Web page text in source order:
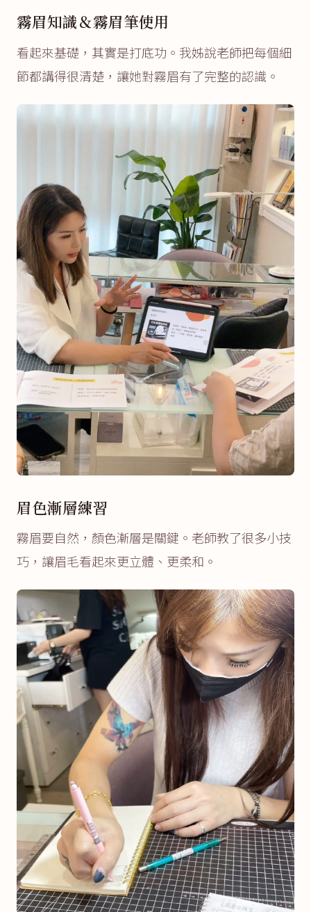
霧眉知識＆霧眉筆使用
看起來基礎，其實是打底功。我姊說老師把每個細
節都講得很清楚，讓她對霧眉有了完整的認識。
眉色漸層練習
霧眉要自然，顏色漸層是關鍵。老師教了很多小技
巧，讓眉毛看起來更立體、更柔和。